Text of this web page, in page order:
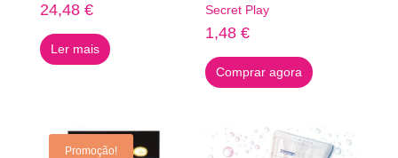
24,48 €
Ler mais
Secret Play
1,48€
Comprar agora
Promoção!